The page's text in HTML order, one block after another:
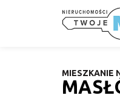
MIESZKANIE